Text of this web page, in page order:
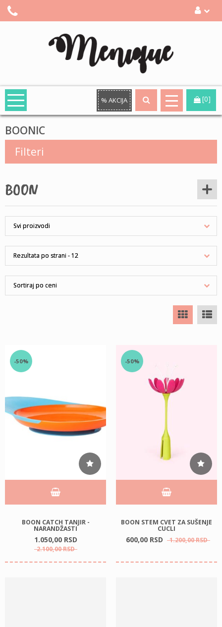
% AKCIJA [0]
BOONIC
Filteri
BOON
-50%
BOON CATCH TANJIR -
NARANDŽASTI
1.050,00 RSD
2.100,00RSD
-50%
BOON STEM CVET ZA SUŠENJE
CUCLI
600,00 RSD 1.200,00RSD